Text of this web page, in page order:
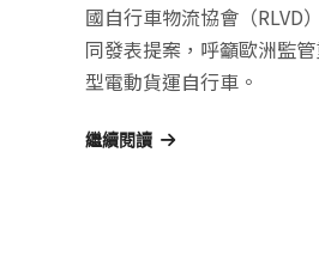
國自行車物流協會（RLVD
同發表提案，呼籲歐洲監
型電動貨運自行車。
繼續閱讀